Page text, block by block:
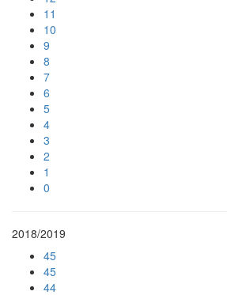
11
10
9
8
7
6
5
4
3
2
1
0
2018/2019
45
45
44